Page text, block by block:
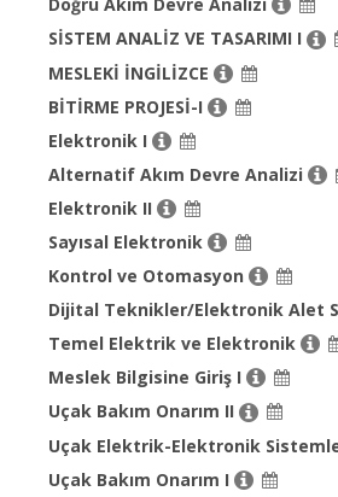
Doğru Akım Devre Analizi
SİSTEM ANALİZ VE TASARIMI I
MESLEKİ İNGİLİZCE
BİTİRME PROJESİ-I
Elektronik I
Alternatif Akım Devre Analizi
Elektronik II
Sayısal Elektronik
Kontrol ve Otomasyon
Dijital Teknikler/Elektronik Alet
Temel Elektrik ve Elektronik
Meslek Bilgisine Giriş I
Uçak Bakım Onarım II
Uçak Elektrik-Elektronik
Uçak Bakım Onarım I